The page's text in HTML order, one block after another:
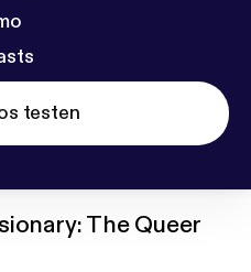
testen
The Queer